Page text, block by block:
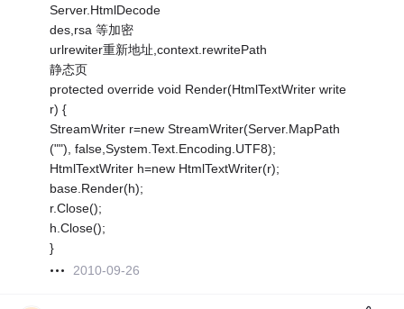
Server.HtmlDecode
des,rsa 等加密
urlrewiter重新地址,context.rewritePath
静态页
protected override void Render(HtmlTextWriter write
r) {
StreamWriter r=new StreamWriter(Server.MapPath
(""), false,System.Text.Encoding.UTF8);
HtmlTextWriter h=new HtmlTextWriter(r);
base.Render(h);
r.Close();
h.Close();
}
2010-09-26